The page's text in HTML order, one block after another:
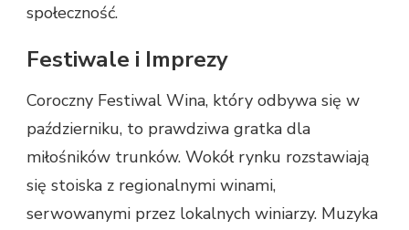
społeczność.
Festiwale i Imprezy
Coroczny Festiwal Wina, który odbywa się w
październiku, to prawdziwa gratka dla
miłośników trunków. Wokół rynku rozstawiają
się stoiska z regionalnymi winami,
serwowanymi przez lokalnych winiarzy. Muzyka